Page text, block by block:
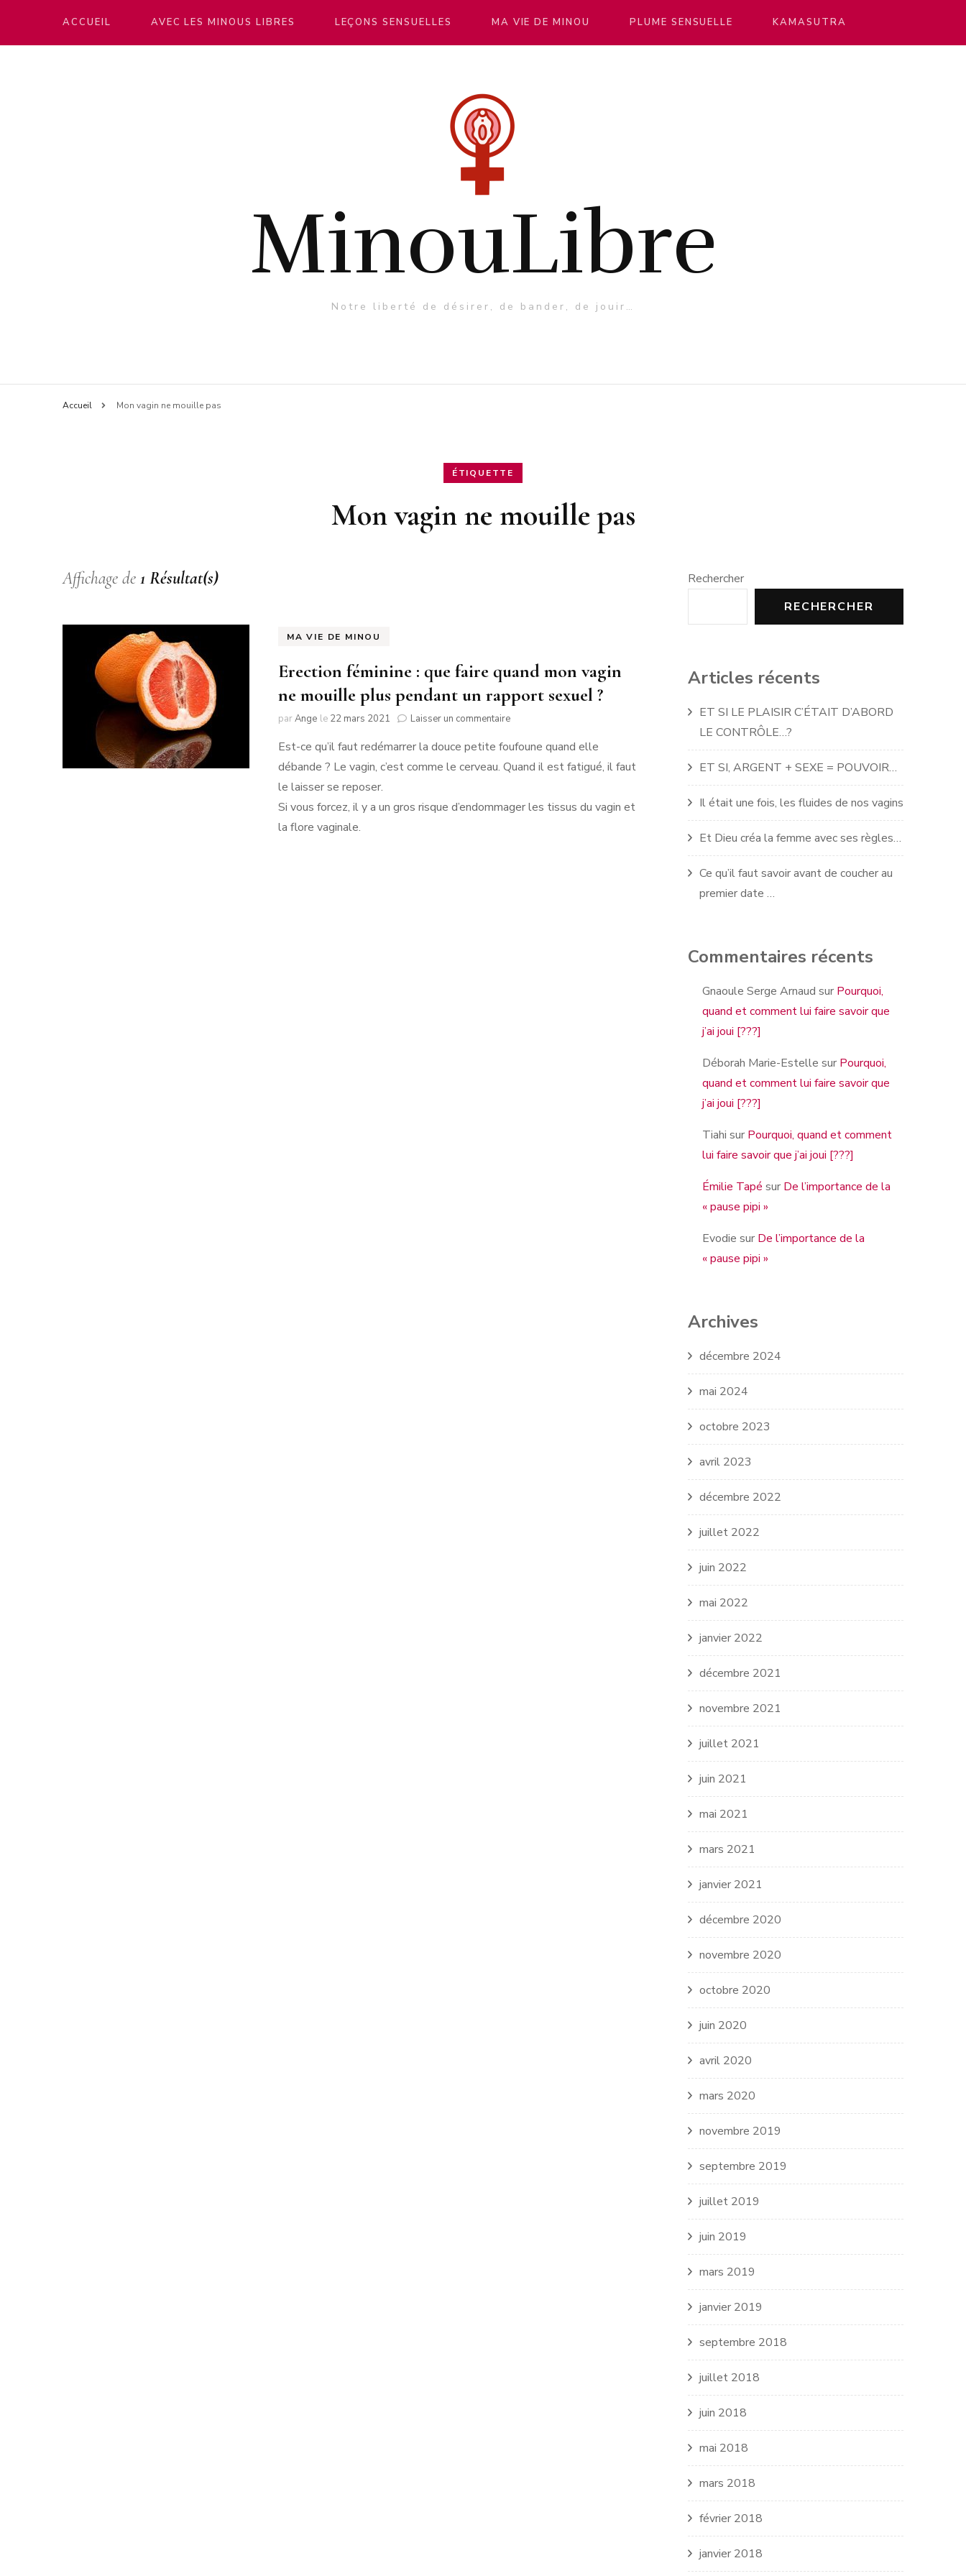
ACCUEIL AVEC LES MINOUS LIBRES LEÇONS SENSUELLES MA VIE DE MINOU PLUME SENSUELLE KAMASUTRA
MinouLibre
Notre liberté de désirer, de bander, de jouir…
Accueil Mon vagin ne mouille pas
ÉTIQUETTE
Mon vagin ne mouille pas
Affichage de 1 Résultat(s)
MA VIE DE MINOU
Erection féminine : que faire quand mon vagin
ne mouille plus pendant un rapport sexuel ?
parAnge le 22 mars 2021 Laisser un commentairesur
féminine
:
que
quand
Est-ce qu’il faut redémarrer la douce petite foufoune quand elle
débande ? Le vagin, c’est comme le cerveau. Quand il est fatigué, il faut
le laisser se reposer.
Si vous forcez, il y a un gros risque d’endommager les tissus du vagin et
la flore vaginale.
Rechercher
RECHERCHER
Articles récents
ET SI LE PLAISIR C’ÉTAIT D’ABORD
LE CONTRÔLE…?
ET SI, ARGENT + SEXE = POUVOIR…
Il était une fois, les fluides de nos vagins
Et Dieu créa la femme avec ses règles…
Ce qu’il faut savoir avant de coucher au
premier date …
Commentaires récents
Gnaoule Serge Arnaud sur Pourquoi,
quand et comment lui faire savoir que
j’ai joui [???]
Déborah Marie-Estelle sur Pourquoi,
quand et comment lui faire savoir que
j’ai joui [???]
Tiahi sur Pourquoi, quand et comment
lui faire savoir que j’ai joui [???]
Émilie Tapé sur De l’importance de la
« pause pipi »
Evodie sur De l’importance de la
« pause pipi »
Archives
décembre 2024
mai 2024
octobre 2023
avril 2023
décembre 2022
juillet 2022
juin 2022
mai 2022
janvier 2022
décembre 2021
novembre 2021
juillet 2021
juin 2021
mai 2021
mars 2021
janvier 2021
décembre 2020
novembre 2020
octobre 2020
juin 2020
avril 2020
mars 2020
novembre 2019
septembre 2019
juillet 2019
juin 2019
mars 2019
janvier 2019
septembre 2018
juillet 2018
juin 2018
mai 2018
mars 2018
février 2018
janvier 2018